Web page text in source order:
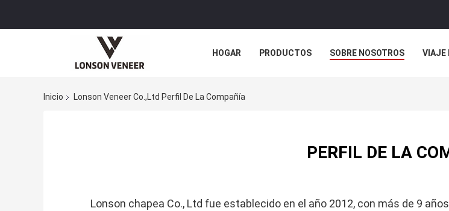
HOGAR PRODUCTOS SOBRE NOSOTROS VIAJE
Inicio
Lonson Veneer Co.,Ltd Perfil De La Compañía
PERFIL DE LA
Lonson chapea Co., Ltd fue establecido en el año 2012, con más de 9